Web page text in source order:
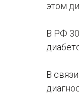
этом
В РФ
В